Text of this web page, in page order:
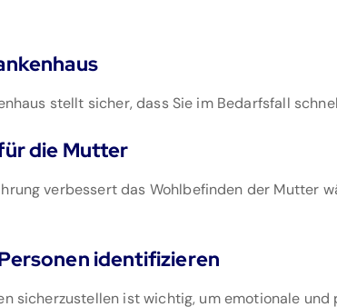
stellt sicher, dass Sie im Bedarfsfall
die Mutter
verbessert das Wohlbefinden der Mutter
identifizieren
sicherzustellen ist wichtig, um emotionale